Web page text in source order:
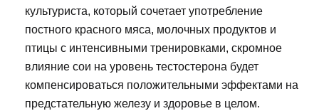
культуриста, который сочетает употребление
постного красного мяса, молочных продуктов и
птицы с интенсивными тренировками, скромное
влияние сои на уровень тестостерона будет
компенсироваться положительными эффектами на
предстательную железу и здоровье в целом.